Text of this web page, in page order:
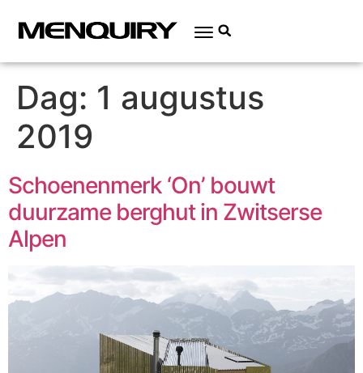
Dag: 1 augustus
2019
Schoenenmerk ‘On’ bouwt
duurzame berghut in Zwitserse
Alpen